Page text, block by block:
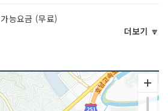
가능요금 (무료)
비빔국수 / 왕돈까스 / 제육덮밥 등
20130466042
더보기 🔽